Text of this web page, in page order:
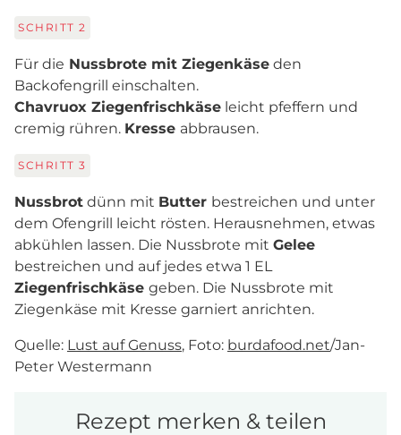
SCHRITT 2
Für die Nussbrote mit Ziegenkäse den
Backofengrill einschalten.
Chavruox Ziegenfrischkäse leicht pfeffern und
cremig rühren. Kresse abbrausen.
SCHRITT 3
Nussbrot dünn mit Butter bestreichen und unter
dem Ofengrill leicht rösten. Herausnehmen, etwas
abkühlen lassen. Die Nussbrote mit Gelee
bestreichen und auf jedes etwa 1 EL
Ziegenfrischkäse geben. Die Nussbrote mit
Ziegenkäse mit Kresse garniert anrichten.
Quelle: Lust auf Genuss, Foto: burdafood.net/Jan-
Peter Westermann
Rezept merken & teilen